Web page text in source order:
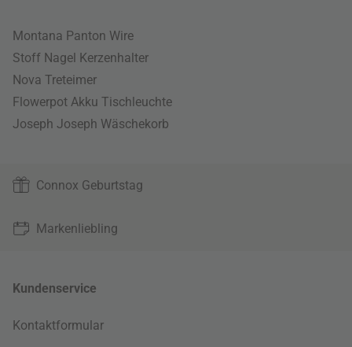
Montana Panton Wire
Stoff Nagel Kerzenhalter
Nova Treteimer
Flowerpot Akku Tischleuchte
Joseph Joseph Wäschekorb
Connox Geburtstag
Markenliebling
Kundenservice
Kontaktformular